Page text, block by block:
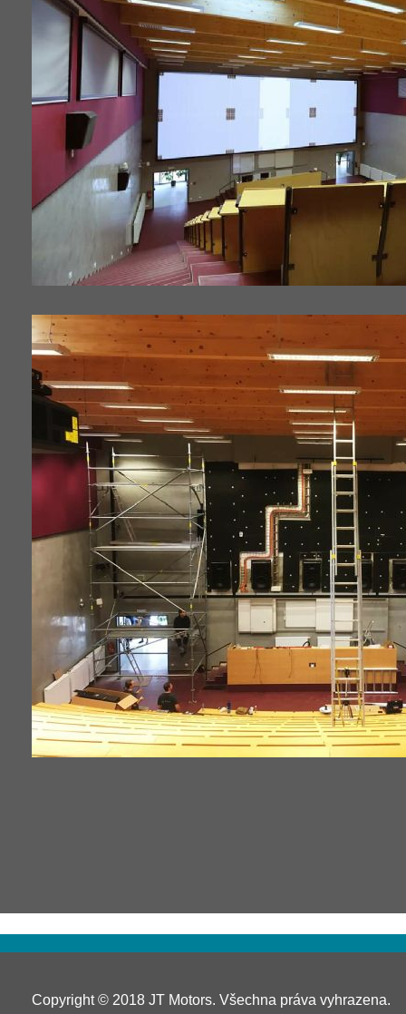
Copyright © 2018 JT Motors. Všechna práva vyhrazena.